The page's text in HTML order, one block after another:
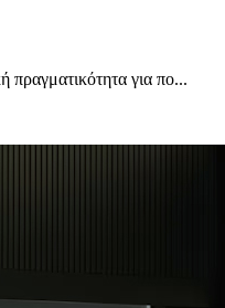
πραγματικότητα για πο...